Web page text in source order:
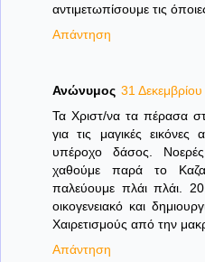
αντιμετωπίσουμε τις
Απάντηση
Ανώνυμος 31
Τα Χριστ/να τα πέρασα
για τις μαγικές
υπέροχο δάσος.
χαθούμε παρά το
παλεύουμε πλάι πλάι.
οικογενειακό και
Χαιρετισμούς από την
Απάντηση